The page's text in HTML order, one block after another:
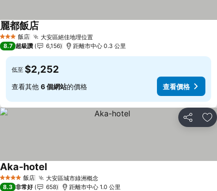
3 星級 飯店 大安區絕佳地理位置查看價格
麗都飯店
8.7 超級讚 6,156 距離市中心 0.3 公里
低至 $2,252
查看其他 6 個網站的價格 查看價格
分享 加
4 星級 飯店 大安區城市綠洲概念查看價格
Aka-hotel查看價格
8.3 非常好 658 距離市中心 1.0 公里